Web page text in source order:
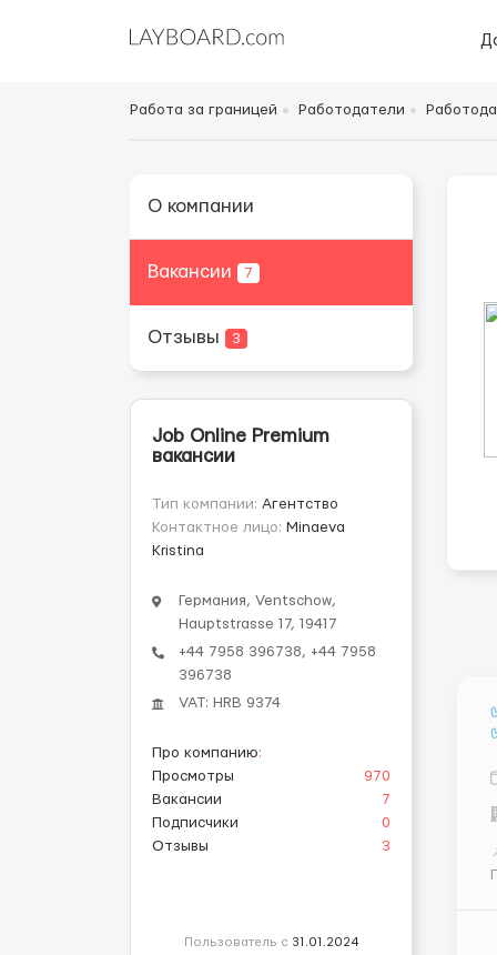
Работа за границей Работодатели
О компании
Вакансии 7
Отзывы 3
Job Online Premium
вакансии
Тип компании: Агентство
Контактное лицо: Minaeva
Kristina
Германия, Ventschow,
Hauptstrasse 17, 19417
+44 7958 396738, +44 7958
396738
VAT: HRB 9374
Про компанию:
Просмотры
970
Вакансии
7
Подписчики
0
Отзывы
3
Пользователь с 31.01.2024